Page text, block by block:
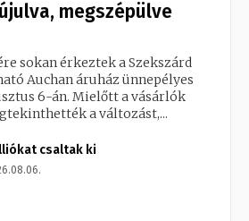
megszépülve
sokan érkeztek a Szekszárd
Auchan áruház ünnepélyes
6-án. Mielőtt a vásárlók
a változást,...
csaltak ki